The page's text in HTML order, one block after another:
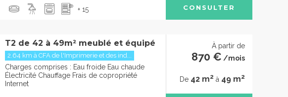
+ 15
CONSULTER
T2 de 42 à 49m² meublé et équipé
2.64 km à CFA de l'Imprimerie et des ind...
Charges comprises : Eau froide Eau chaude
Électricité Chauffage Frais de copropriété
Internet
À partir de
870 € /mois
De 42 m2 à 49 m2